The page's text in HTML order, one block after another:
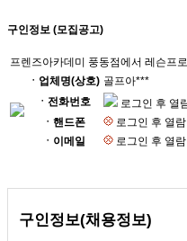
구인정보 (모집공고)
프렌즈아카데미 풍동점에서 레슨프
ㆍ업체명(상호) 골프아***
ㆍ전화번호
로그인 후 열
ㆍ핸드폰
로그인 후 열
ㆍ이메일
로그인 후 열
구인정보(채용정보)